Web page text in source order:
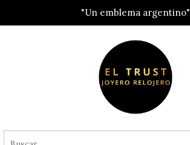
"Un emblema argentino"